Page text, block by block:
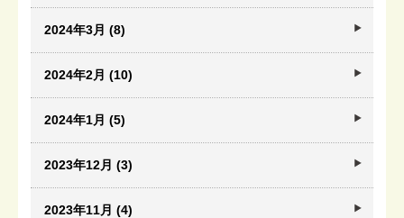
2024年3月 (8)
2024年2月 (10)
2024年1月 (5)
2023年12月 (3)
2023年11月 (4)